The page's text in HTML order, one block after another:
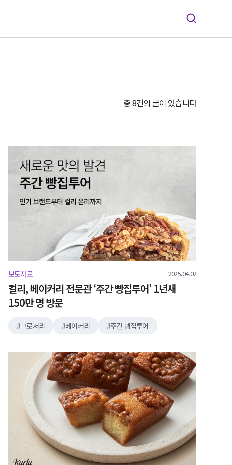
총 8건의 글이 있습니다
보도자료 2025.04.02
컬리, 베이커리 전문관 ‘주간 빵집투어’ 1년새
150만 명 방문
그로서리 베이커리 주간 빵집투어